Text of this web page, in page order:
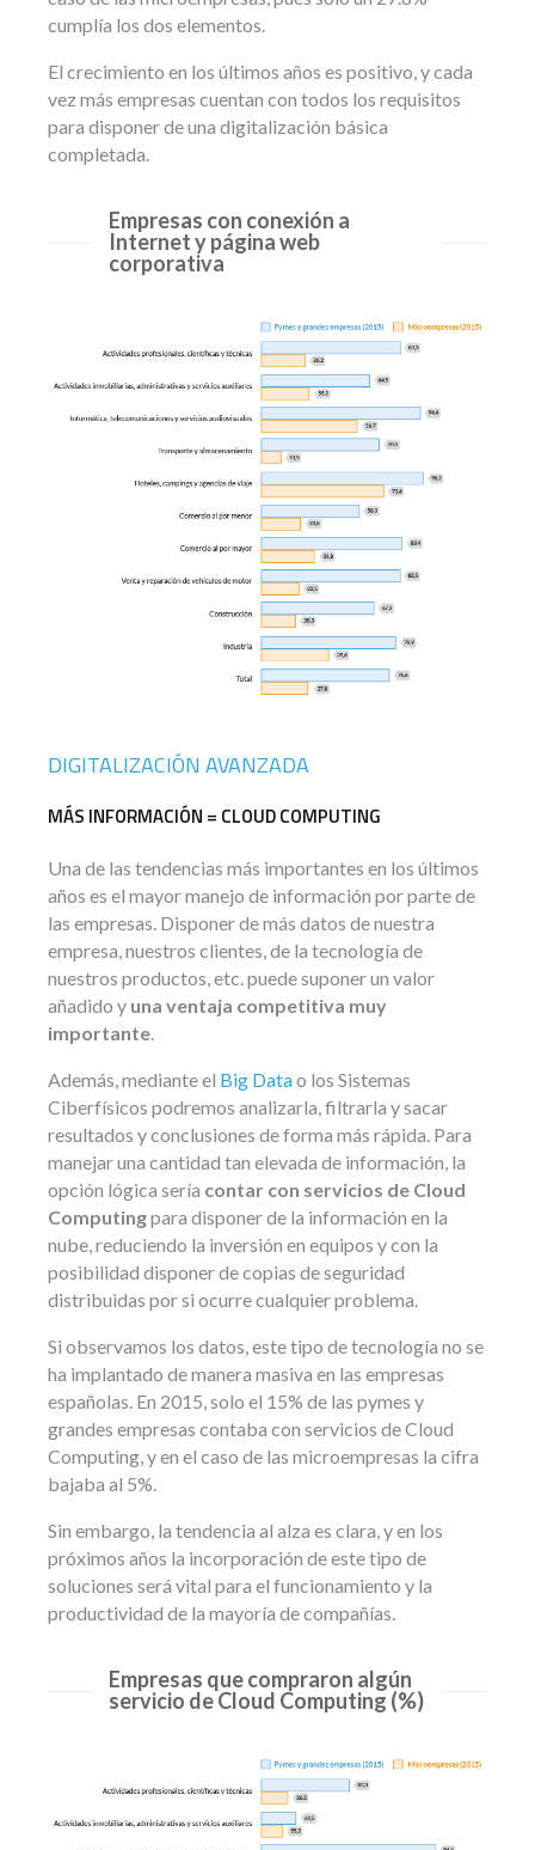
cumplía los dos elementos.
El crecimiento en los últimos años es positivo, y cada
vez más empresas cuentan con todos los requisitos
para disponer de una digitalización básica
completada.
Empresas con conexión a
Internet y página web
corporativa
DIGITALIZACIÓN AVANZADA
MÁS INFORMACIÓN = CLOUD COMPUTING
Una de las tendencias más importantes en los últimos
años es el mayor manejo de información por parte de
las empresas. Disponer de más datos de nuestra
empresa, nuestros clientes, de la tecnología de
nuestros productos, etc. puede suponer un valor
añadido y una ventaja competitiva muy
importante.
Además, mediante el Big Datao los Sistemas
Ciberfísicos podremos analizarla, filtrarla y sacar
resultados y conclusiones de forma más rápida. Para
manejar una cantidad tan elevada de información, la
opción lógica sería contar con servicios de Cloud
Computingpara disponer de la información en la
nube, reduciendo la inversión en equipos y con la
posibilidad disponer de copias de seguridad
distribuidas por si ocurre cualquier problema.
Si observamos los datos, este tipo de tecnología no se
ha implantado de manera masiva en las empresas
españolas. En 2015, solo el 15% de las pymes y
grandes empresas contaba con servicios de Cloud
Computing, y en el caso de las microempresas la cifra
bajaba al 5%.
Sin embargo, la tendencia al alza es clara, y en los
próximos años la incorporación de este tipo de
soluciones será vital para el funcionamiento y la
productividad de la mayoría de compañías.
Empresas que compraron algún
servicio de Cloud Computing (%)